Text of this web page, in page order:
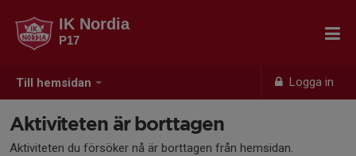
Till hemsidan Logga in
IK Nordia
P17
Aktiviteten är borttagen
Aktiviteten du försöker nå är borttagen från hemsidan.